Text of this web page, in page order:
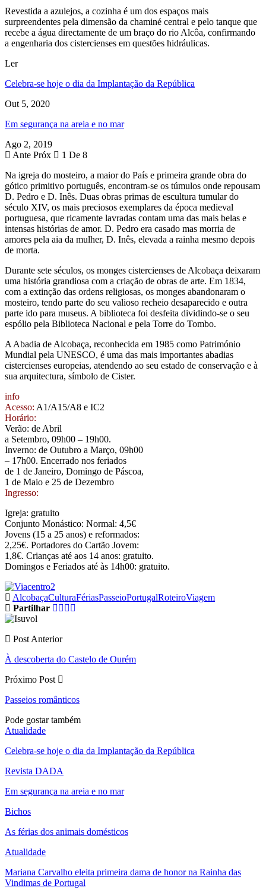
Revestida a azulejos, a cozinha é um dos espaços mais
surpreendentes pela dimensão da chaminé central e pelo tanque que
recebe a água directamente de um braço do rio Alcôa, confirmando
a engenharia dos cistercienses em questões hidráulicas.
Ler
Celebra-se hoje o dia da Implantação da República
Out 5, 2020
Em segurança na areia e no mar
Ago 2, 2019
Ante Próx
1 De 8
Na igreja do mosteiro, a maior do País e primeira grande obra do
gótico primitivo português, encontram-se os túmulos onde repousam
D. Pedro e D. Inês. Duas obras primas de escultura tumular do
século XIV, os mais preciosos exemplares da época medieval
portuguesa, que ricamente lavradas contam uma das mais belas e
intensas histórias de amor. D. Pedro era casado mas morria de
amores pela aia da mulher, D. Inês, elevada a rainha mesmo depois
de morta.
Durante sete séculos, os monges cistercienses de Alcobaça deixaram
uma história grandiosa com a criação de obras de arte. Em 1834,
com a extinção das ordens religiosas, os monges abandonaram o
mosteiro, tendo parte do seu valioso recheio desaparecido e outra
parte ido para museus. A biblioteca foi desfeita dividindo-se o seu
espólio pela Biblioteca Nacional e pela Torre do Tombo.
A Abadia de Alcobaça, reconhecida em 1985 como Património
Mundial pela UNESCO, é uma das mais importantes abadias
cistercienses europeias, atendendo ao seu estado de conservação e à
sua arquitectura, símbolo de Cister.
info
Acesso: A1/A15/A8 e IC2
Horário:
Verão: de Abril
a Setembro, 09h00 – 19h00.
Inverno: de Outubro a Março, 09h00
– 17h00. Encerrado nos feriados
de 1 de Janeiro, Domingo de Páscoa,
1 de Maio e 25 de Dezembro
Ingresso:
Igreja: gratuito
Conjunto Monástico: Normal: 4,5€
Jovens (15 a 25 anos) e reformados:
2,25€. Portadores do Cartão Jovem:
1,8€. Crianças até aos 14 anos: gratuito.
Domingos e Feriados até às 14h00: gratuito.
AlcobaçaCulturaFériasPasseioPortugalRoteiroViagem
Partilhar
Post Anterior
À descoberta do Castelo de Ourém
Próximo Post
Passeios românticos
Pode gostar também
Atualidade
Celebra-se hoje o dia da Implantação da República
Revista DADA
Em segurança na areia e no mar
Bichos
As férias dos animais domésticos
Atualidade
Mariana Carvalho eleita primeira dama de honor na Rainha das
Vindimas de Portugal